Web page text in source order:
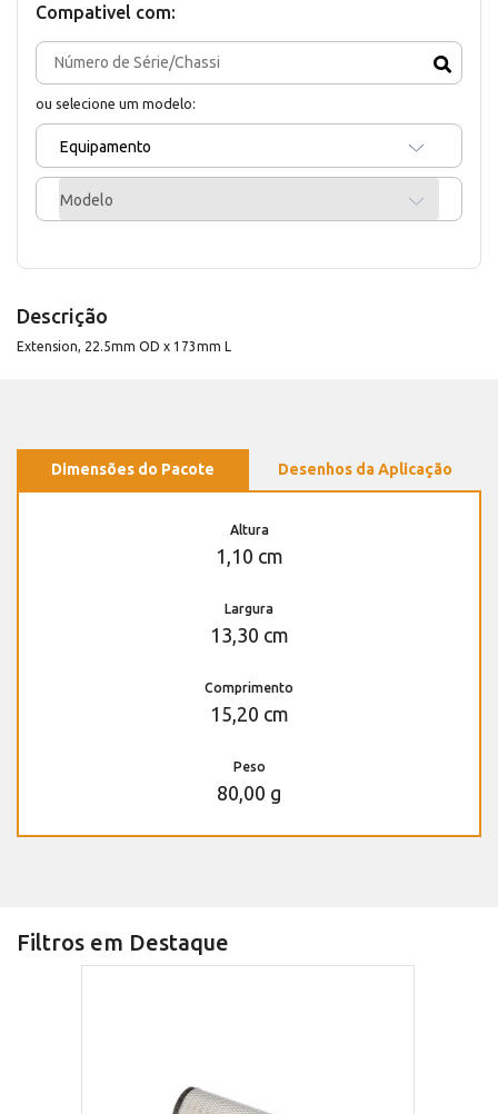
Compativel com:
ou selecione um modelo:
Equipamento
Modelo
Descrição
Extension, 22.5mm OD x 173mm L
Dimensões do Pacote Desenhos da Aplicação
Altura
1,10 cm
Largura
13,30 cm
Comprimento
15,20 cm
Peso
80,00 g
Filtros em Destaque